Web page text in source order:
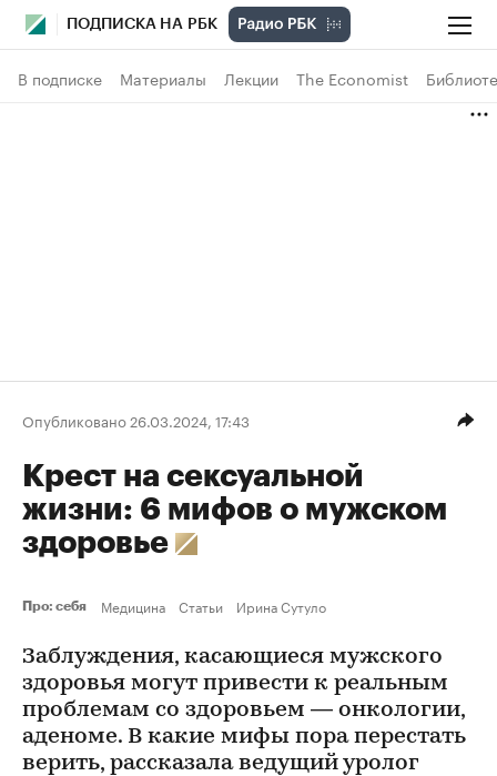
ПОДПИСКА НА РБК
В подписке Материалы Лекции The Economist
Опубликовано 26.03.2024, 17:43
Крест на сексуальной
жизни: 6 мифов о мужском
здоровье
Про: себя Медицина Статьи Ирина Сутуло
Заблуждения, касающиеся мужского
здоровья могут привести к реальным
проблемам со здоровьем — онкологии,
аденоме. В какие мифы пора перестать
верить, рассказала ведущий уролог